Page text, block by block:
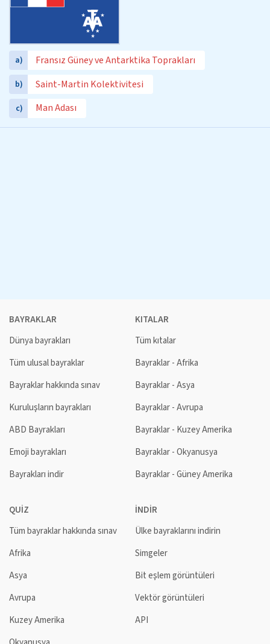
a) Fransız Güney ve Antarktika Toprakları
b) Saint-Martin Kolektivitesi
c) Man Adası
BAYRAKLAR
Dünya bayrakları
Tüm ulusal bayraklar
Bayraklar hakkında sınav
Kuruluşların bayrakları
ABD Bayrakları
Emoji bayrakları
Bayrakları indir
KITALAR
Tüm kıtalar
Bayraklar - Afrika
Bayraklar - Asya
Bayraklar - Avrupa
Bayraklar - Kuzey Amerika
Bayraklar - Okyanusya
Bayraklar - Güney Amerika
QUIZ
Tüm bayraklar hakkında sınav
Afrika
Asya
Avrupa
Kuzey Amerika
İNDIR
Ülke bayraklarını indirin
Simgeler
Bit eşlem görüntüleri
Vektör görüntüleri
API